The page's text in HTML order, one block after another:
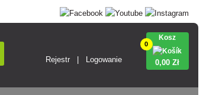
Rejestr Logowanie
0
Kosz
0,00 Zł